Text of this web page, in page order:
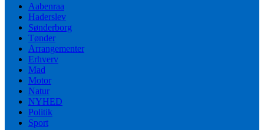
Aabenraa
Haderslev
Sønderborg
Tønder
Arrangementer
Erhverv
Mad
Motor
Natur
NYHED
Politik
Sport